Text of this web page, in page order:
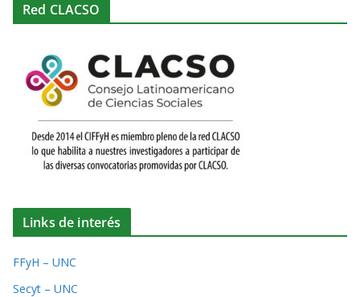
Red CLACSO
Links de interés
FFyH – UNC
Secyt – UNC